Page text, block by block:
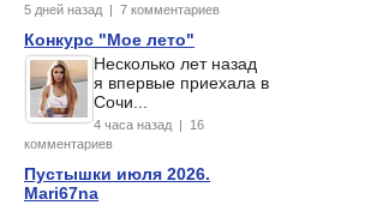
5 дней назад | 7 комментариев
Конкурс "Мое лето"
Несколько лет назад
я впервые приехала в
Сочи...
4 часа назад | 16
комментариев
Пустышки июля 2026.
Mari67na